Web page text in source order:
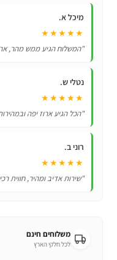
לתרגול
ציפורניים
ומניקור
מיכל א.
★★★★★
"המשלוח הגיע ממש מהר,
נטלי ש.
★★★★★
"הכל הגיע ארוז יפה
רוני ב.
★★★★★
"שירות אדיב ומהיר, חווית
משלוחים חינם
לכל חלקי הארץ